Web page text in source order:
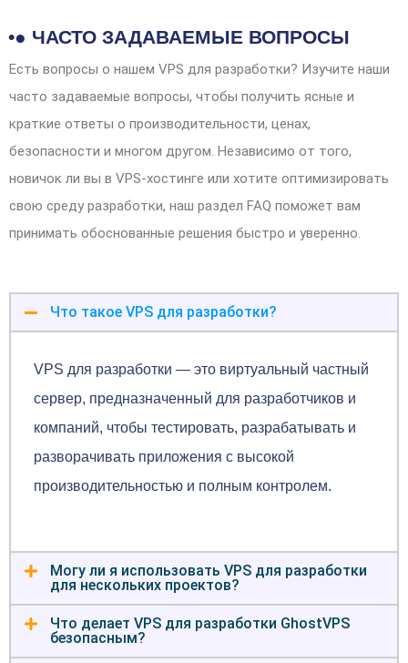
•● ЧАСТО ЗАДАВАЕМЫЕ ВОПРОСЫ
Есть вопросы о нашем VPS для разработки? Изучите наши
часто задаваемые вопросы, чтобы получить ясные и
краткие ответы о производительности, ценах,
безопасности и многом другом. Независимо от того,
новичок ли вы в VPS-хостинге или хотите оптимизировать
свою среду разработки, наш раздел FAQ поможет вам
принимать обоснованные решения быстро и уверенно.
Что такое VPS для разработки?
VPS для разработки — это виртуальный частный
сервер, предназначенный для разработчиков и
компаний, чтобы тестировать, разрабатывать и
разворачивать приложения с высокой
производительностью и полным контролем.
Могу ли я использовать VPS для разработки
для нескольких проектов?
Что делает VPS для разработки GhostVPS
безопасным?